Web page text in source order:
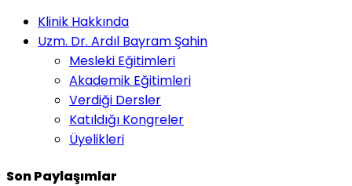
Klinik Hakkında
Uzm. Dr. Ardıl Bayram Şahin
Mesleki Eğitimleri
Akademik Eğitimleri
Verdiği Dersler
Katıldığı Kongreler
Üyelikleri
Son Paylaşımlar